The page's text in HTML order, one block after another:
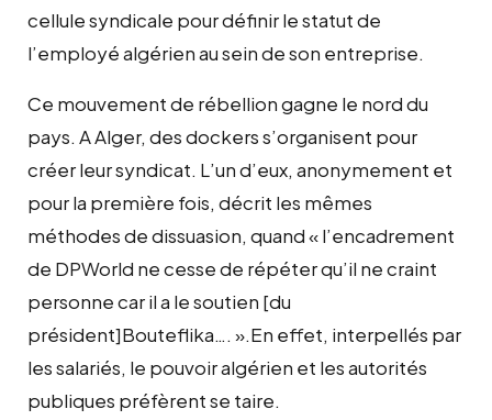
cellule syndicale pour définir le statut de
l’employé algérien au sein de son entreprise.
Ce mouvement de rébellion gagne le nord du
pays. A Alger, des dockers s’organisent pour
créer leur syndicat. L’un d’eux, anonymement et
pour la première fois, décrit les mêmes
méthodes de dissuasion, quand « l’encadrement
de DPWorld ne cesse de répéter qu’il ne craint
personne car il a le soutien [du
président]Bouteflika…. ».En effet, interpellés par
les salariés, le pouvoir algérien et les autorités
publiques préfèrent se taire.